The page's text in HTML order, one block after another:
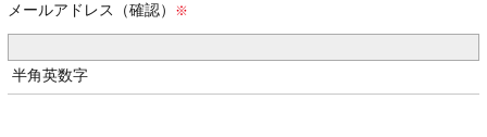
メールアドレス（確認）
半角英数字